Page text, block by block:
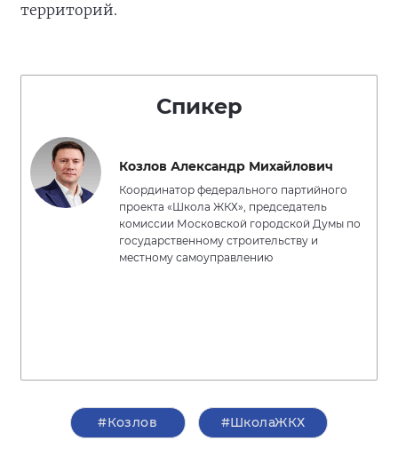
территорий.
Спикер
Козлов Александр Михайлович
Координатор федерального партийного
проекта «Школа ЖКХ», председатель
комиссии Московской городской Думы по
государственному строительству и
местному самоуправлению
#Козлов #ШколаЖКХ